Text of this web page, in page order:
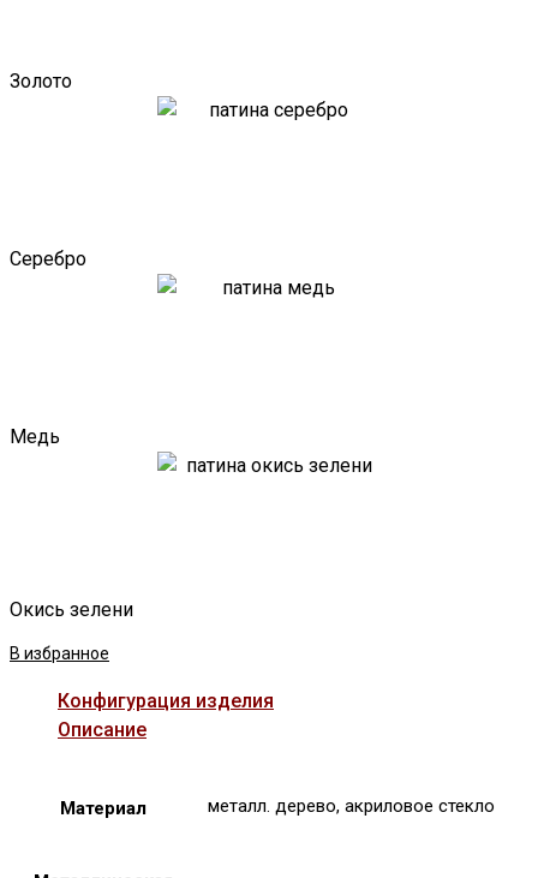
Золото
Серебро
Медь
Окись зелени
В избранное
Конфигурация изделия
Описание
Материал металл. дерево, акриловое стекло